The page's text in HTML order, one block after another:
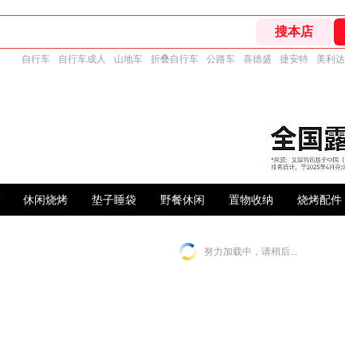
自行车 自行车成人 山地车 折叠自行车 公路车 喜德盛 捷安特 美利达
休闲烧烤 垫子睡袋 野餐休闲 置物收纳 烧烤配件
努力加载中，请稍后...